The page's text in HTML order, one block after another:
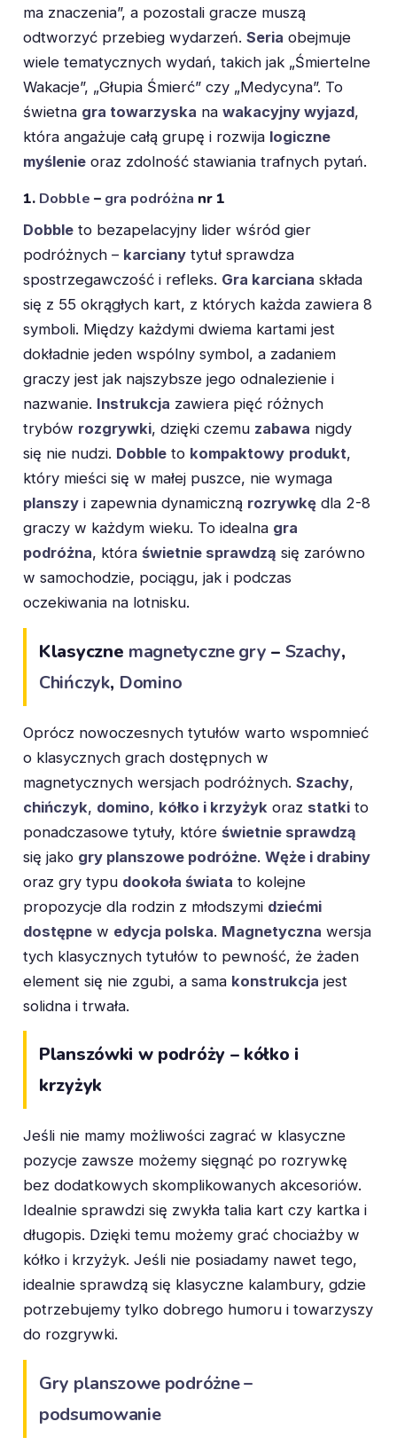
ma znaczenia”, a pozostali gracze muszą
odtworzyć przebieg wydarzeń. Seria obejmuje
wiele tematycznych wydań, takich jak „Śmiertelne
Wakacje”, „Głupia Śmierć” czy „Medycyna”. To
świetna gra towarzyska na wakacyjny wyjazd,
która angażuje całą grupę i rozwija logiczne
myślenie oraz zdolność stawiania trafnych pytań.
1. Dobble – gra podróżna nr 1
Dobble to bezapelacyjny lider wśród gier
podróżnych – karciany tytuł sprawdza
spostrzegawczość i refleks. Gra karciana składa
się z 55 okrągłych kart, z których każda zawiera 8
symboli. Między każdymi dwiema kartami jest
dokładnie jeden wspólny symbol, a zadaniem
graczy jest jak najszybsze jego odnalezienie i
nazwanie. Instrukcja zawiera pięć różnych
trybów rozgrywki, dzięki czemu zabawa nigdy
się nie nudzi. Dobble to kompaktowy produkt,
który mieści się w małej puszce, nie wymaga
planszy i zapewnia dynamiczną rozrywkę dla 2-8
graczy w każdym wieku. To idealna gra
podróżna, która świetnie sprawdzą się zarówno
w samochodzie, pociągu, jak i podczas
oczekiwania na lotnisku.
Klasyczne magnetyczne gry – Szachy,
Chińczyk, Domino
Oprócz nowoczesnych tytułów warto wspomnieć
o klasycznych grach dostępnych w
magnetycznych wersjach podróżnych. Szachy,
chińczyk, domino, kółko i krzyżyk oraz statki to
ponadczasowe tytuły, które świetnie sprawdzą
się jako gry planszowe podróżne. Węże i drabiny
oraz gry typu dookoła świata to kolejne
propozycje dla rodzin z młodszymi dziećmi
dostępne w edycja polska. Magnetyczna wersja
tych klasycznych tytułów to pewność, że żaden
element się nie zgubi, a sama konstrukcja jest
solidna i trwała.
Planszówki w podróży – kółko i
krzyżyk
Jeśli nie mamy możliwości zagrać w klasyczne
pozycje zawsze możemy sięgnąć po rozrywkę
bez dodatkowych skomplikowanych akcesoriów.
Idealnie sprawdzi się zwykła talia kart czy kartka i
długopis. Dzięki temu możemy grać chociażby w
kółko i krzyżyk. Jeśli nie posiadamy nawet tego,
idealnie sprawdzą się klasyczne kalambury, gdzie
potrzebujemy tylko dobrego humoru i towarzyszy
do rozgrywki.
Gry planszowe podróżne –
podsumowanie